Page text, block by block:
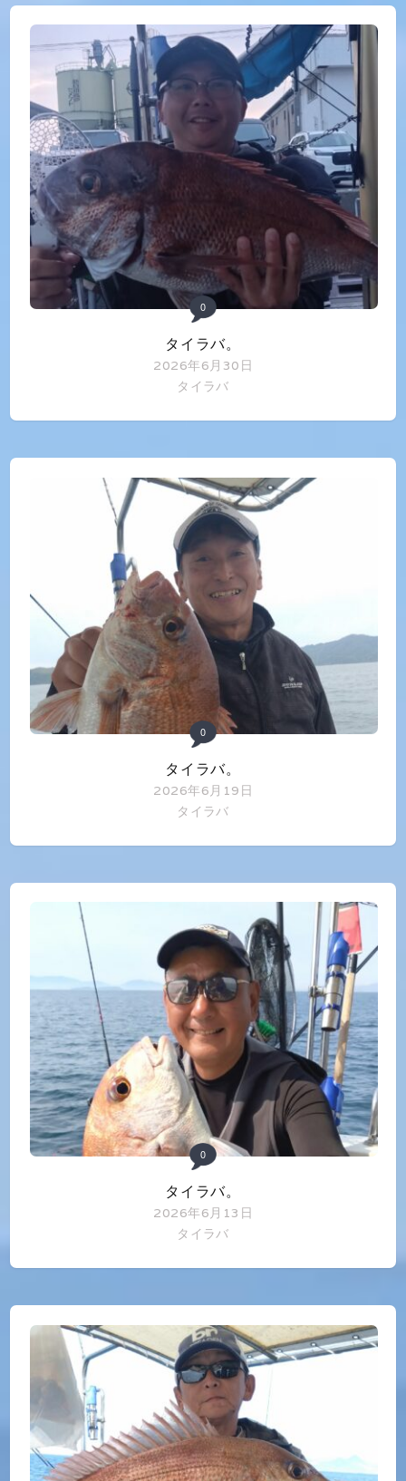
0
タイラバ。
2026年6月30日
タイラバ
0
タイラバ。
2026年6月19日
タイラバ
0
タイラバ。
2026年6月13日
タイラバ